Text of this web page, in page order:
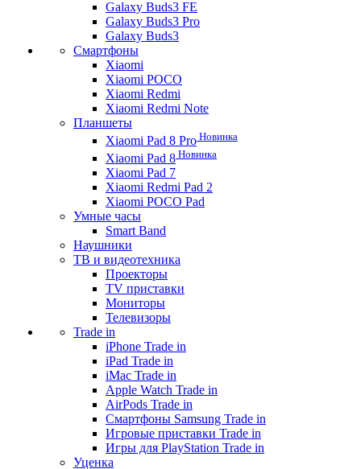
Galaxy Buds3 FE
Galaxy Buds3 Pro
Galaxy Buds3
Смартфоны
Xiaomi
Xiaomi POCO
Xiaomi Redmi
Xiaomi Redmi Note
Планшеты
Xiaomi Pad 8 Pro Новинка
Xiaomi Pad 8 Новинка
Xiaomi Pad 7
Xiaomi Redmi Pad 2
Xiaomi POCO Pad
Умные часы
Smart Band
Наушники
ТВ и видеотехника
Проекторы
TV приставки
Мониторы
Телевизоры
Trade in
iPhone Trade in
iPad Trade in
iMac Trade in
Apple Watch Trade in
AirPods Trade in
Смартфоны Samsung Trade in
Игровые приставки Trade in
Игры для PlayStation Trade in
Уценка